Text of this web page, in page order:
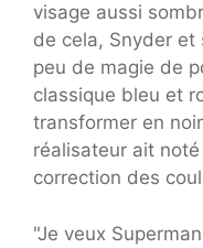
visage aussi
de cela, Snyder et
peu de magie de
classique bleu et
transformer en
réalisateur ait
correction des
"Je veux